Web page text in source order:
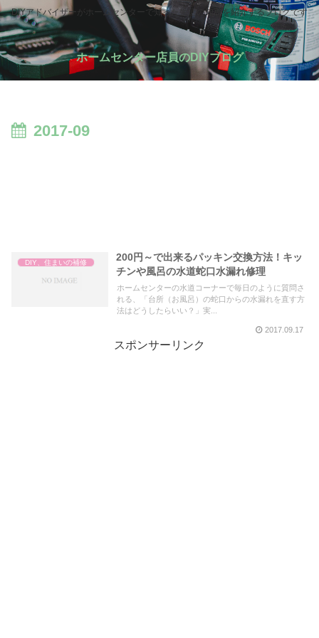
DIYアドバイザーがホームセンターで知った生活の知恵を紹介するブログです
ホームセンター店員のDIYブログ
2017-09
DIY、住まいの補修
200円～で出来るパッキン交換方法！キッ
チンや風呂の水道蛇口水漏れ修理
ホームセンターの水道コーナーで毎日のように質問さ
れる、「台所（お風呂）の蛇口からの水漏れを直す方
法はどうしたらいい？」実...
2017.09.17
スポンサーリンク